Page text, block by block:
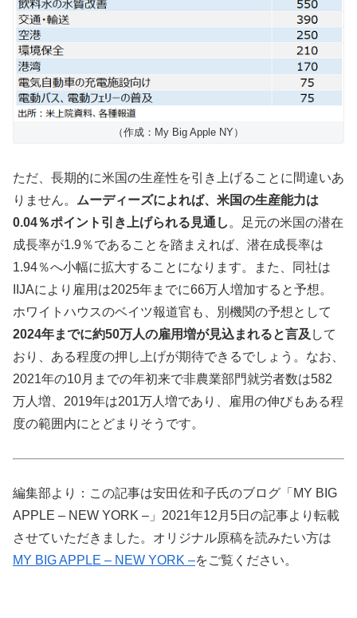
（作成：My Big Apple NY）
ただ、長期的に米国の生産性を引き上げることに間違いあ
りません。 ムーディーズによれば、米国の生産能力は
0.04％ポイント引き上げられる見通し 。足元の米国の潜在
成長率が1.9％であることを踏まえれば、潜在成長率は
1.94％へ小幅に拡大することになります。また、同社は
IIJAにより雇用は2025年までに66万人増加すると予想。
ホワイトハウスのベイツ報道官も、別機関の予想として
2024年までに約50万人の雇用増が見込まれると言及 して
おり、ある程度の押し上げが期待できるでしょう。なお、
2021年の10月までの年初来で非農業部門就労者数は582
万人増、2019年は201万人増であり、雇用の伸びもある程
度の範囲内にとどまりそうです。
編集部より：この記事は安田佐和子氏のブログ「MY BIG
APPLE – NEW YORK –」2021年12月5日の記事より転載
させていただきました。オリジナル原稿を読みたい方は
MY BIG APPLE – NEW YORK –をご覧ください。